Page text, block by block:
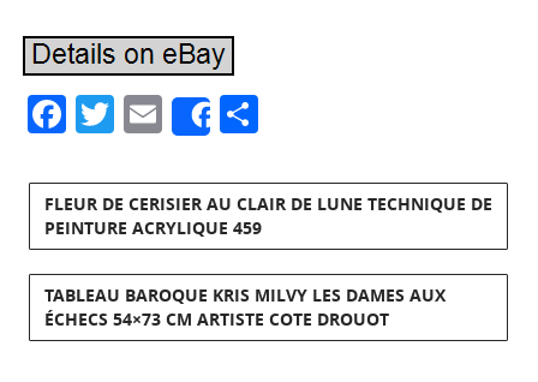
Facebook
Twitter
Email
Share
FLEUR DE CERISIER AU CLAIR DE LUNE TECHNIQUE DE
PEINTURE ACRYLIQUE 459
TABLEAU BAROQUE KRIS MILVY LES DAMES AUX
ÉCHECS 54×73 CM ARTISTE COTE DROUOT